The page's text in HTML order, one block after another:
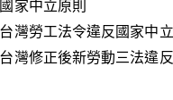
家中立原則
灣勞工法令違反國家中
灣修正後新勞動三法違